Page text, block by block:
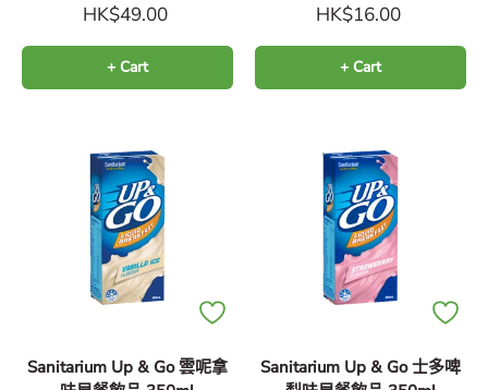
HK$49.00
+ Cart
HK$16.00
+ Cart
Sanitarium Up & Go 雲呢拿
Sanitarium Up & Go 士多啤